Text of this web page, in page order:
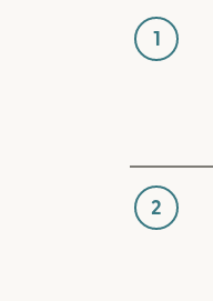
1
2